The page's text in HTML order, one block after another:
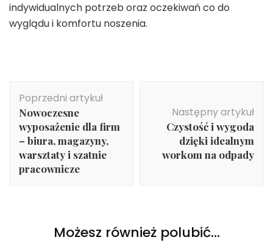
indywidualnych potrzeb oraz oczekiwań co do
wyglądu i komfortu noszenia.
wpisu
Poprzedni artykuł
Nowoczesne
wyposażenie dla firm
– biura, magazyny,
warsztaty i szatnie
pracownicze
Następny artykuł
Czystość i wygoda
dzięki idealnym
workom na odpady
Możesz również polubić…